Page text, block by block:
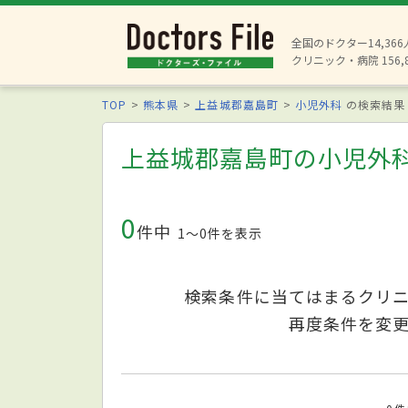
全国のドクター14,366
クリニック・病院
TOP 熊本県 上益城郡嘉島町 小児外科 の検索結果
上益城郡嘉島町の小児外
0件中 1〜0件を表示
検索条件に当てはまるクリ
再度条件を変